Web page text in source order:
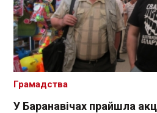
У Баранавічах прайшла
Грамадства